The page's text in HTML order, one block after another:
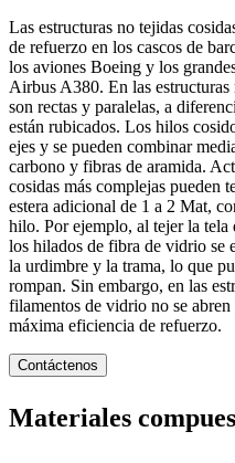
Las estructuras no tejidas
de refuerzo en los cascos de
los aviones Boeing y los
Airbus A380. En las estructuras
son rectas y paralelas, a
están rubicados. Los hilos
ejes y se pueden combinar
carbono y fibras de aramida.
cosidas más complejas pueden
estera adicional de 1 a 2 Mat,
hilo. Por ejemplo, al tejer la
los hilados de fibra de vidrio se
la urdimbre y la trama, lo que
rompan. Sin embargo, en las
filamentos de vidrio no se
máxima eficiencia de refuerzo.
Contáctenos
Materiales